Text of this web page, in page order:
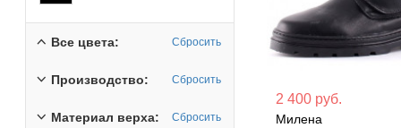
Все цвета: Сбросить
Производство: Сбросить
Материал верха: Сбросить
2 400 руб.
Милена
Материал
кожа